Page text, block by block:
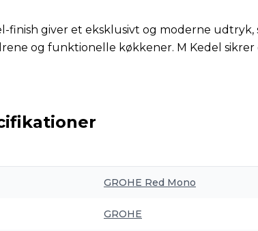
finish giver et eksklusivt og moderne udtryk,
og funktionelle køkkener. M Kedel
GROHE Red Mono
GROHE